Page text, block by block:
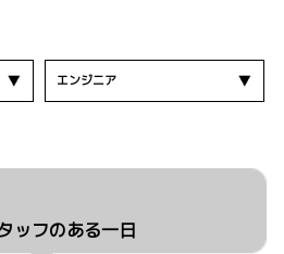
エンジニア
ッフのある一日